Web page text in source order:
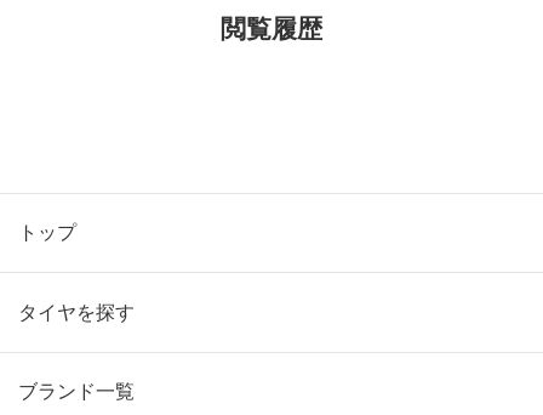
閲覧履歴
トップ
タイヤを探す
ブランド一覧